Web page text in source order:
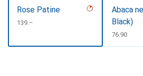
Rose Patine
CHF
139.–
Abaca
Black)
CHF
76.90